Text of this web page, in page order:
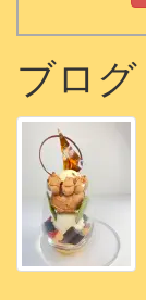
ブログ